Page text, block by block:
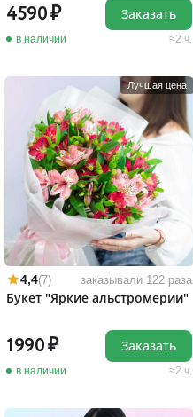
4590
в наличии 2 ч.
Заказать
Лучшая цена
4,4(7) заказывали 122 раза
Букет "Яркие альстромерии"
1990
в наличии 2 ч.
Заказать